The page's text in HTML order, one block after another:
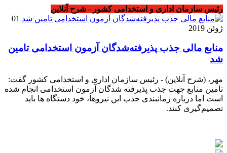
رئیس سازمان اداری و استخدامی کشور - شرح آنلاین
01
ژوئن 2019
منابع مالی جذب پذیرفته‌شدگان آزمون استخدامی تامین
شد
مهر، (شرح آنلاین) - رئیس سازمان اداری و استخدامی کشور گفت:
تامین منابع جهت جذب پذیرفته شدگان آزمون استخدامی انجام شده
است اما درباره زمانبندی جذب این نیروها، خود دستگاه ها باید
تصمیم‌گیری کنند.